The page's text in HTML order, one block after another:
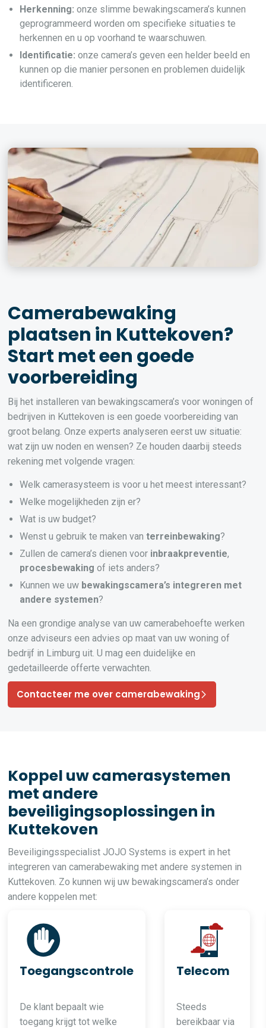
Herkenning: onze slimme bewakingscamera’s kunnen
geprogrammeerd worden om specifieke situaties te
herkennen en u op voorhand te waarschuwen.
Identificatie: onze camera’s geven een helder beeld en
kunnen op die manier personen en problemen duidelijk
identificeren.
Camerabewaking
plaatsen in Kuttekoven?
Start met een goede
voorbereiding
Bij het installeren van bewakingscamera’s voor woningen of
bedrijven in Kuttekoven is een goede voorbereiding van
groot belang. Onze experts analyseren eerst uw situatie:
wat zijn uw noden en wensen? Ze houden daarbij steeds
rekening met volgende vragen:
Welk camerasysteem is voor u het meest interessant?
Welke mogelijkheden zijn er?
Wat is uw budget?
Wenst u gebruik te maken vanterreinbewaking?
Zullen de camera’s dienen voor inbraakpreventie,
procesbewaking of iets anders?
Kunnen we uw bewakingscamera’s integreren met
andere systemen?
Na een grondige analyse van uw camerabehoefte werken
onze adviseurs een advies op maat van uw woning of
bedrijf in Limburg uit. U mag een duidelijke en
gedetailleerde offerte verwachten.
Contacteer me over camerabewaking
Koppel uw camerasystemen
met andere
beveiligingsoplossingen in
Kuttekoven
Beveiligingsspecialist JOJO Systems is expert in het
integreren van camerabewaking met andere systemen in
Kuttekoven. Zo kunnen wij uw bewakingscamera’s onder
andere koppelen met:
Toegangscontrole
De klant bepaalt wie
toegang krijgt tot welke
Telecom
Steeds
bereikbaar via